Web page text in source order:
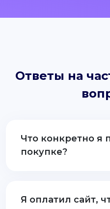
Ответы на
Что конкретно я
покупке?
Я оплатил сайт,